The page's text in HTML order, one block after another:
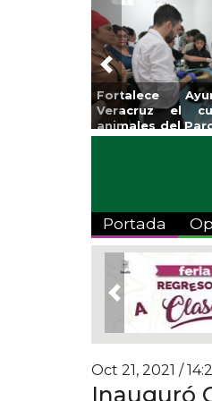
Invita
a Temporada
Viva”
Previous
Portada
Previous
Oct 21, 2021 /
Inauguró